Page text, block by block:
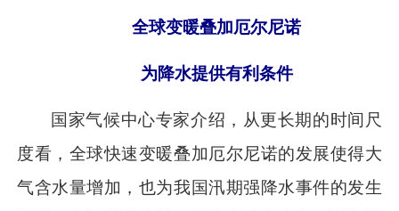
全球变暖叠加厄尔尼诺
为降水提供有利条件
国家气候中心专家介绍，从更长期的时间尺
度看，全球快速变暖叠加厄尔尼诺的发展使得大
气含水量增加，也为我国汛期强降水事件的发生